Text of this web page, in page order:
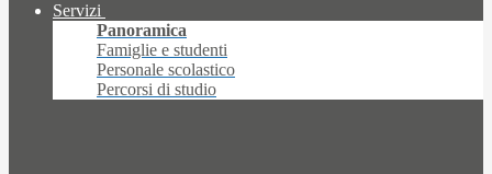
Servizi
Panoramica
Famiglie e studenti
Personale scolastico
Percorsi di studio